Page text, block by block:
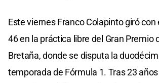
Este viernes Franco Colapinto giró con
46 en la práctica libre del Gran Premio
Bretaña, donde se disputa la
temporada de Fórmula 1. Tras 23